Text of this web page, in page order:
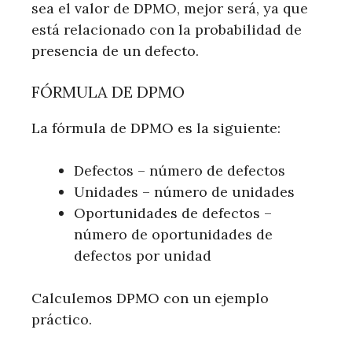
sea el valor de DPMO, mejor será, ya que
está relacionado con la probabilidad de
presencia de un defecto.
FÓRMULA DE DPMO
La fórmula de DPMO es la siguiente:
Defectos – número de defectos
Unidades – número de unidades
Oportunidades de defectos –
número de oportunidades de
defectos por unidad
Calculemos DPMO con un ejemplo
práctico.